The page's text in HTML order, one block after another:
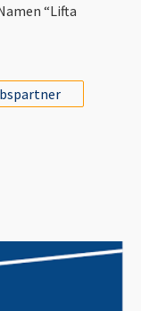
“Lifta